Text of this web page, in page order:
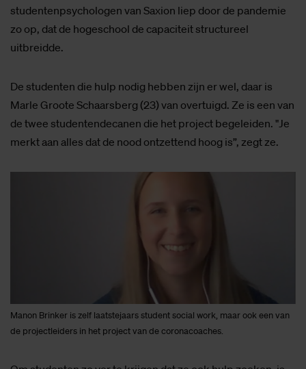
studentenpsychologen van Saxion liep door de pandemie
zo op, dat de hogeschool de capaciteit structureel
uitbreidde.
De studenten die hulp nodig hebben zijn er wel, daar is
Marle Groote Schaarsberg (23) van overtuigd. Ze is een van
de twee studentendecanen die het project begeleiden. "Je
merkt aan alles dat de nood ontzettend hoog is”, zegt ze.
Manon Brinker is zelf laatstejaars student social work, maar ook een van
de projectleiders in het project van de coronacoaches.